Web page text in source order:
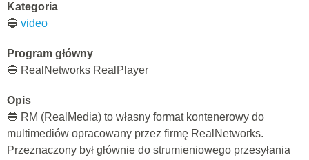
Kategoria
🔵 video
Program główny
🔵 RealNetworks RealPlayer
Opis
🔵 RM (RealMedia) to własny format kontenerowy do
multimediów opracowany przez firmę RealNetworks.
Przeznaczony był głównie do strumieniowego przesyłania